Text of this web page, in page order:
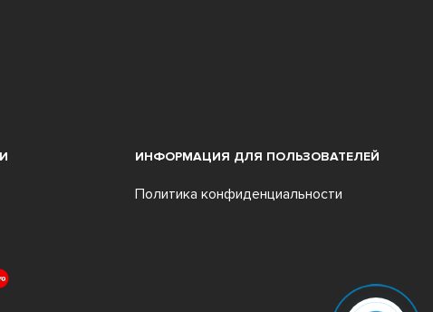
ИНФОРМАЦИЯ ДЛЯ ПОЛЬЗОВАТЕЛЕЙ
Политика конфиденциальности